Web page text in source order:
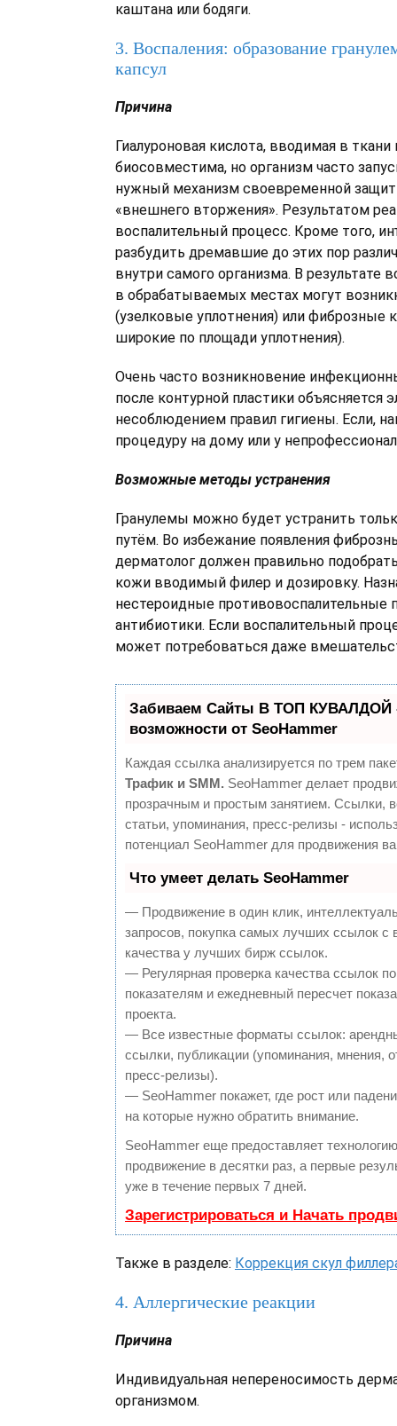
каштана или бодяги.
3. Воспаления: образование
капсул
Причина
Гиалуроновая кислота, вводимая в
биосовместима, но организм часто
нужный механизм своевременной
«внешнего вторжения». Результатом
воспалительный процесс. Кроме того,
разбудить дремавшие до этих пор
внутри самого организма. В результате
в обрабатываемых местах могут
(узелковые уплотнения) или фиброзные
широкие по площади уплотнения).
Очень часто возникновение
после контурной пластики объясняется
несоблюдением правил гигиены. Если,
процедуру на дому или у
Возможные методы устранения
Гранулемы можно будет устранить
путём. Во избежание появления
дерматолог должен правильно
кожи вводимый филер и дозировку.
нестероидные противовоспалительные
антибиотики. Если воспалительный
может потребоваться даже
Забиваем Сайты В ТОП КУВАЛДОЙ
возможности от SeoHammer
Каждая ссылка анализируется по трем
Трафик и SMM. SeoHammer делает
прозрачным и простым занятием. Ссылки,
статьи, упоминания, пресс-релизы -
потенциал SeoHammer для продвижения
Что умеет делать SeoHammer
— Продвижение в один клик,
запросов, покупка самых лучших ссылок с
качества у лучших бирж ссылок.
— Регулярная проверка качества ссылок
показателям и ежедневный пересчет
проекта.
— Все известные форматы ссылок:
ссылки, публикации (упоминания, мнения,
пресс-релизы).
— SeoHammer покажет, где рост или
на которые нужно обратить внимание.
SeoHammer еще предоставляет
продвижение в десятки раз, а первые
уже в течение первых 7 дней.
Зарегистрироваться и Начать
Также в разделе: Коррекция скул
4. Аллергические реакции
Причина
Индивидуальная непереносимость
организмом.